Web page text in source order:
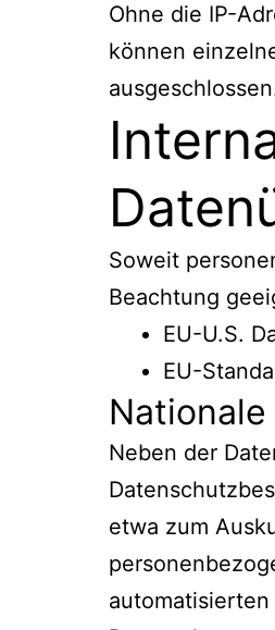
Ohne die IP-
können
Soweit
Beachtung
EU-U.S.
EU-
Neben der
etwa zum